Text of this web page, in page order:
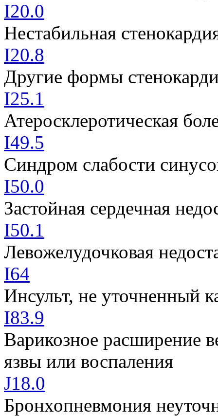
I20.0
Нестабильная
I20.8
Другие формы
I25.1
Атеросклеротическая
I49.5
Синдром слабости
I50.0
Застойная сердечная
I50.1
Левожелудочковая
I64
Инсульт, не уточненный
I83.9
Варикозное расширение
язвы или воспаления
J18.0
Бронхопневмония